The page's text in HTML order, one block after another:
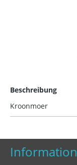
Beschreibung
Kroonmoer
Information